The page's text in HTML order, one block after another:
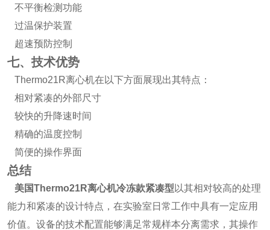
不平衡检测功能
过温保护装置
超速预防控制
七、技术优势
Thermo21R离心机在以下方面展现出其特点：
相对紧凑的外部尺寸
较快的升降速时间
精确的温度控制
简便的操作界面
总结
美国Thermo21R离心机冷冻款紧凑型 以其相对较高的处理
能力和紧凑的设计特点，在实验室日常工作中具有一定应用
价值。设备的技术配置能够满足常规样本分离需求，其操作